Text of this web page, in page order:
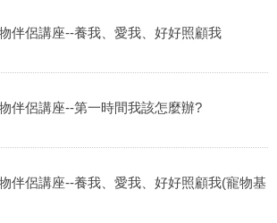
伴侶講座--養我、愛我、好好照顧我
伴侶講座--第一時間我該怎麼辦?
伴侶講座--養我、愛我、好好照顧我(寵物基